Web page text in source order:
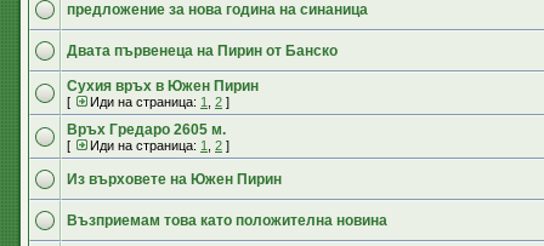
предложение за нова година на синаница
Двата първенеца на Пирин от Банско
Сухия връх в Южен Пирин
[ Иди на страница: 1 2 ]
Връх Гредаро 2605 м.
[ Иди на страница: 1 2 ]
Из върховете на Южен Пирин
Възприемам това като положителна новина